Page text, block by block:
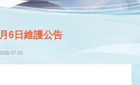
6日維護公告
07-03